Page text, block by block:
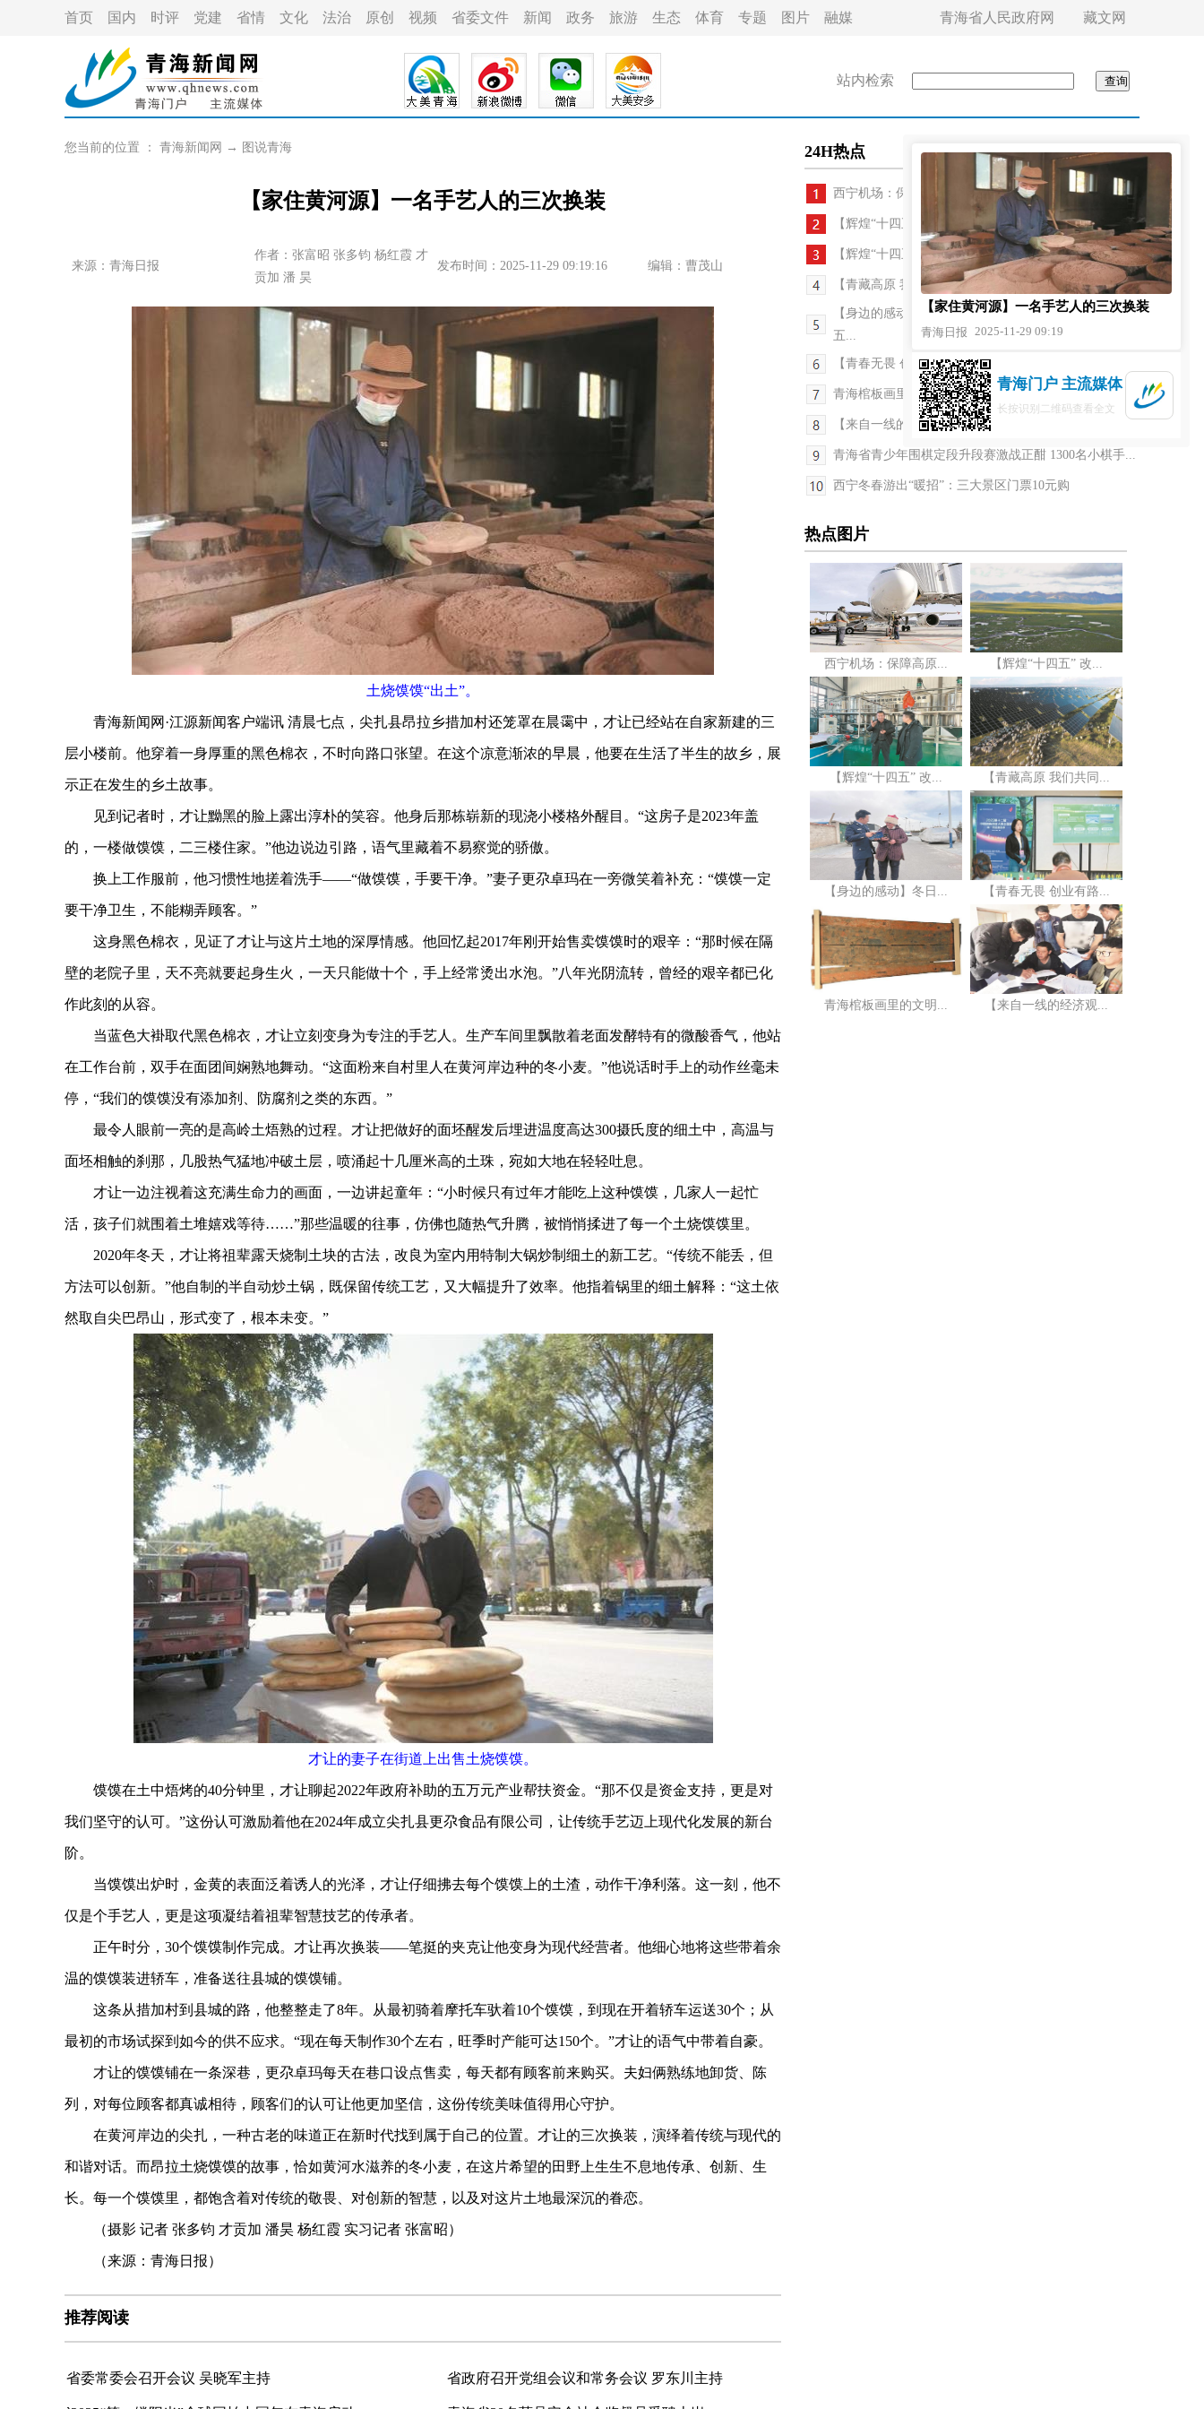
首页 国内 时评 党建 省情 文化 法治 原创 视频 省委文件 新闻 政务 旅游 生态 体育 专题 图片 融媒 青海省人民政府网 藏文网
站内检索
您当前的位置 ： 青海新闻网 → 图说青海
【家住黄河源】一名手艺人的三次换装
来源：青海日报
作者： 张富昭 张多钧 杨红霞 才
贡加 潘 昊
发布时间：2025-11-29 09:19:16 编辑：曹茂山
土烧馍馍“出土”。
青海新闻网·江源新闻客户端讯 清晨七点，尖扎县昂拉乡措加村还笼罩在晨霭中，才让已经站在自家新建的三
层小楼前。他穿着一身厚重的黑色棉衣，不时向路口张望。在这个凉意渐浓的早晨，他要在生活了半生的故乡，展
示正在发生的乡土故事。
见到记者时，才让黝黑的脸上露出淳朴的笑容。他身后那栋崭新的现浇小楼格外醒目。“这房子是2023年盖
的，一楼做馍馍，二三楼住家。”他边说边引路，语气里藏着不易察觉的骄傲。
换上工作服前，他习惯性地搓着洗手——“做馍馍，手要干净。”妻子更尕卓玛在一旁微笑着补充：“馍馍一定
要干净卫生，不能糊弄顾客。”
这身黑色棉衣，见证了才让与这片土地的深厚情感。他回忆起2017年刚开始售卖馍馍时的艰辛：“那时候在隔
壁的老院子里，天不亮就要起身生火，一天只能做十个，手上经常烫出水泡。”八年光阴流转，曾经的艰辛都已化
作此刻的从容。
当蓝色大褂取代黑色棉衣，才让立刻变身为专注的手艺人。生产车间里飘散着老面发酵特有的微酸香气，他站
在工作台前，双手在面团间娴熟地舞动。“这面粉来自村里人在黄河岸边种的冬小麦。”他说话时手上的动作丝毫未
停，“我们的馍馍没有添加剂、防腐剂之类的东西。”
最令人眼前一亮的是高岭土焐熟的过程。才让把做好的面坯醒发后埋进温度高达300摄氏度的细土中，高温与
面坯相触的刹那，几股热气猛地冲破土层，喷涌起十几厘米高的土珠，宛如大地在轻轻吐息。
才让一边注视着这充满生命力的画面，一边讲起童年：“小时候只有过年才能吃上这种馍馍，几家人一起忙
活，孩子们就围着土堆嬉戏等待……”那些温暖的往事，仿佛也随热气升腾，被悄悄揉进了每一个土烧馍馍里。
2020年冬天，才让将祖辈露天烧制土块的古法，改良为室内用特制大锅炒制细土的新工艺。“传统不能丢，但
方法可以创新。”他自制的半自动炒土锅，既保留传统工艺，又大幅提升了效率。他指着锅里的细土解释：“这土依
然取自尖巴昂山，形式变了，根本未变。”
才让的妻子在街道上出售土烧馍馍。
馍馍在土中焐烤的40分钟里，才让聊起2022年政府补助的五万元产业帮扶资金。“那不仅是资金支持，更是对
我们坚守的认可。”这份认可激励着他在2024年成立尖扎县更尕食品有限公司，让传统手艺迈上现代化发展的新台
阶。
当馍馍出炉时，金黄的表面泛着诱人的光泽，才让仔细拂去每个馍馍上的土渣，动作干净利落。这一刻，他不
仅是个手艺人，更是这项凝结着祖辈智慧技艺的传承者。
正午时分，30个馍馍制作完成。才让再次换装——笔挺的夹克让他变身为现代经营者。他细心地将这些带着余
温的馍馍装进轿车，准备送往县城的馍馍铺。
这条从措加村到县城的路，他整整走了8年。从最初骑着摩托车驮着10个馍馍，到现在开着轿车运送30个；从
最初的市场试探到如今的供不应求。“现在每天制作30个左右，旺季时产能可达150个。”才让的语气中带着自豪。
才让的馍馍铺在一条深巷，更尕卓玛每天在巷口设点售卖，每天都有顾客前来购买。夫妇俩熟练地卸货、陈
列，对每位顾客都真诚相待，顾客们的认可让他更加坚信，这份传统美味值得用心守护。
在黄河岸边的尖扎，一种古老的味道正在新时代找到属于自己的位置。才让的三次换装，演绎着传统与现代的
和谐对话。而昂拉土烧馍馍的故事，恰如黄河水滋养的冬小麦，在这片希望的田野上生生不息地传承、创新、生
长。每一个馍馍里，都饱含着对传统的敬畏、对创新的智慧，以及对这片土地最深沉的眷恋。
（摄影 记者 张多钧 才贡加 潘昊 杨红霞 实习记者 张富昭）
（来源：青海日报）
推荐阅读
省委常委会召开会议 吴晓军主持 省政府召开党组会议和常务会议 罗东川主持
24H热点
西宁机场：保障高原冬航飞行安全
【辉煌“十四五” 改革谱新篇】山青木荣 江源映翠...
【辉煌“十四五” 改革谱新篇·说说这五年】“这五...
【青藏高原 我们共同守护·青藏联动报道】塔拉滩上...
【身边的感动】冬日疾驰！5小时生命竞速——记第
五...
【青春无畏 创业有路】青春不设限
青海棺板画里的文明交融密码
【来自一线的经济观察】塔拉滩：昔日戈壁因绿而兴
青海省青少年围棋定段升段赛激战正酣 1300名小棋手...
西宁冬春游出“暖招”：三大景区门票10元购
热点图片
西宁机场：保障高原... 【辉煌“十四五” 改...
【辉煌“十四五” 改... 【青藏高原 我们共同...
【身边的感动】冬日... 【青春无畏 创业有路...
青海棺板画里的文明... 【来自一线的经济观...
【家住黄河源】一名手艺人的三次换装
青海日报 2025-11-29 09:19
青海门户 主流媒体
长按识别二维码查看全文